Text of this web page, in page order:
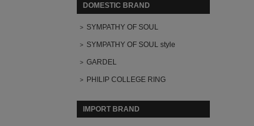
DOMESTIC BRAND
SYMPATHY OF SOUL
SYMPATHY OF SOUL style
GARDEL
PHILIP COLLEGE RING
IMPORT BRAND